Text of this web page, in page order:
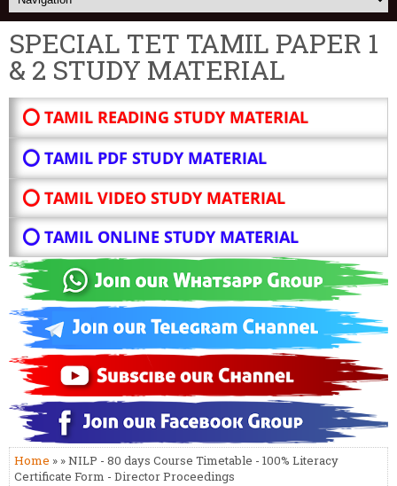
SPECIAL TET TAMIL PAPER 1
& 2 STUDY MATERIAL
⭕ TAMIL READING STUDY MATERIAL
⭕ TAMIL PDF STUDY MATERIAL
⭕ TAMIL VIDEO STUDY MATERIAL
⭕ TAMIL ONLINE STUDY MATERIAL
Home » » NILP - 80 days Course Timetable - 100% Literacy
Certificate Form - Director Proceedings